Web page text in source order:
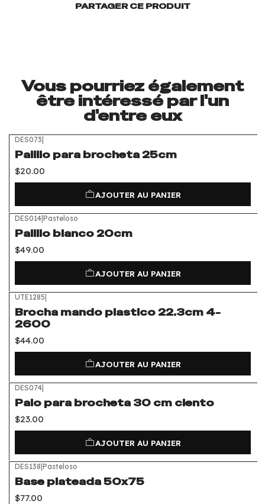
PARTAGER CE PRODUIT
Vous pourriez également
être intéressé par l'un
d'entre eux
DES073|
Palillo para brocheta 25cm
$20.00
AJOUTER AU PANIER
DES014|Pasteloso
Palillo blanco 20cm
$49.00
AJOUTER AU PANIER
UTE1285|
Brocha mando plastico 22.3cm 4-
2600
$44.00
AJOUTER AU PANIER
DES074|
Palo para brocheta 30 cm ciento
$23.00
AJOUTER AU PANIER
DES138|Pasteloso
Base plateada 50x75
$77.00